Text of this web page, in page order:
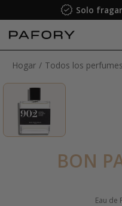
Solo
Hogar Todos los perfumes
BON
Eau de